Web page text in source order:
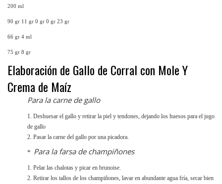
200 ml
90 gr 11 gr 0 gr 0 gr 23 gr
66 gr 4 ml
75 gr 8 gr
Elaboración de Gallo de Corral con Mole Y
Crema de Maíz
Para la carne de gallo
1. Deshuesar el gallo y retirar la piel y tendones, dejando los huesos para el jugo
de gallo
2. Pasar la carne del gallo por una picadora.
* Para la farsa de champiñones
1. Pelar las chalotas y picar en brunoise.
2. Retirar los tallos de los champiñones, lavar en abundante agua fría, secar bien